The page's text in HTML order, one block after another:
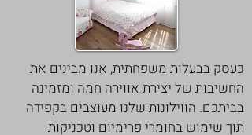
כעסק בבעלות משפחתית, אנו מבינים את
החשיבות של יצירת אווירה חמה ומזמינה
בביתכם. הווילונות שלנו מעוצבים בקפידה
תוך שימוש בחומרי פרימיום וטכניקות